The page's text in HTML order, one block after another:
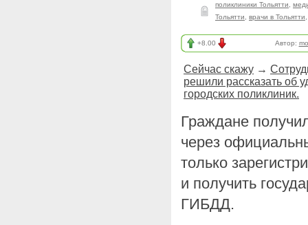
поликлиники Тольятти
Тольятти
врачи в Тольятти
+8.00 Автор:
Сейчас скажу →
решили рассказать об
городских поликлиник.
Граждане
через
только
и получить
ГИБДД.